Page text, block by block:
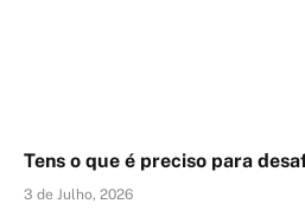
Tens o que é preciso para
3 de Julho, 2026